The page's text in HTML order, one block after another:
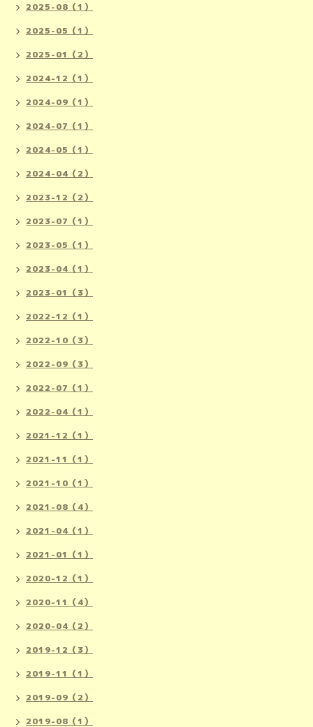
2025-08（1）
2025-05（1）
2025-01（2）
2024-12（1）
2024-09（1）
2024-07（1）
2024-05（1）
2024-04（2）
2023-12（2）
2023-07（1）
2023-05（1）
2023-04（1）
2023-01（3）
2022-12（1）
2022-10（3）
2022-09（3）
2022-07（1）
2022-04（1）
2021-12（1）
2021-11（1）
2021-10（1）
2021-08（4）
2021-04（1）
2021-01（1）
2020-12（1）
2020-11（4）
2020-04（2）
2019-12（3）
2019-11（1）
2019-09（2）
2019-08（1）